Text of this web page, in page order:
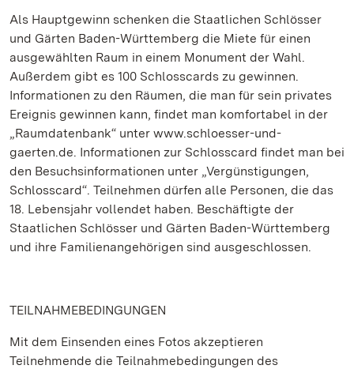
Als Hauptgewinn schenken die Staatlichen Schlösser
und Gärten Baden-Württemberg die Miete für einen
ausgewählten Raum in einem Monument der Wahl.
Außerdem gibt es 100 Schlosscards zu gewinnen.
Informationen zu den Räumen, die man für sein privates
Ereignis gewinnen kann, findet man komfortabel in der
„Raumdatenbank“ unter www.schloesser-und-
gaerten.de. Informationen zur Schlosscard findet man bei
den Besuchsinformationen unter „Vergünstigungen,
Schlosscard“. Teilnehmen dürfen alle Personen, die das
18. Lebensjahr vollendet haben. Beschäftigte der
Staatlichen Schlösser und Gärten Baden-Württemberg
und ihre Familienangehörigen sind ausgeschlossen.
TEILNAHMEBEDINGUNGEN
Mit dem Einsenden eines Fotos akzeptieren
Teilnehmende die Teilnahmebedingungen des